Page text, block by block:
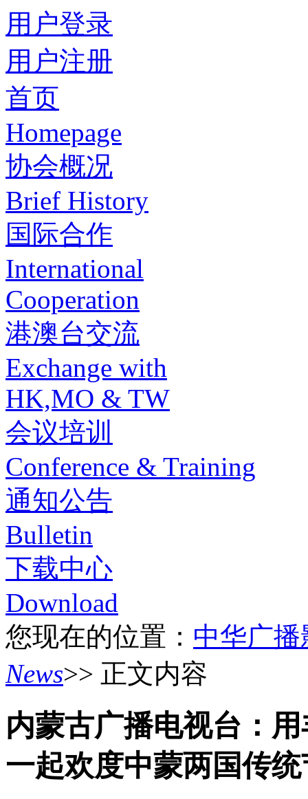
用户登录
用户注册
首页
Homepage
协会概况
Brief History
国际合作
International
Cooperation
港澳台交流
Exchange with
HK,MO & TW
会议培训
Conference & Training
通知公告
Bulletin
下载中心
Download
您现在的位置： 中华广
News>> 正文内容
内蒙古广播电视台：
一起欢度中蒙两国传